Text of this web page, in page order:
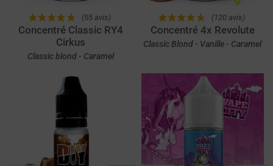
(55 avis)
Concentré Classic RY4
Cirkus
Classic blond - Caramel
(120 avis)
Concentré 4x Revolute
Classic Blond - Vanille - Caramel